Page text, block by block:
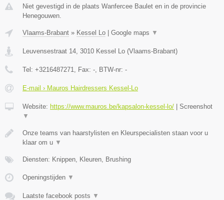
Niet gevestigd in de plaats Wanfercee Baulet en in de provincie
Henegouwen.
Vlaams-Brabant » Kessel Lo | Google maps ▼
Leuvensestraat 14 3010 Kessel Lo (Vlaams-Brabant)
Tel: +3216487271 , Fax: - , BTW-nr: -
E-mail › Mauros Hairdressers Kessel-Lo
Website: https://www.mauros.be/kapsalon-kessel-lo/ | Screenshot
▼
Onze teams van haarstylisten en Kleurspecialisten staan voor u
klaar om u ▼
Diensten: Knippen, Kleuren, Brushing
Openingstijden ▼
Laatste facebook posts ▼